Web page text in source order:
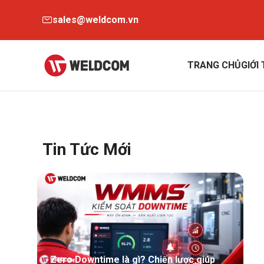
sales@weldcom.vn
TRANG CHỦGIỚI
Tin Tức Mới
Zero Downtime là gì? Chiến lược giúp